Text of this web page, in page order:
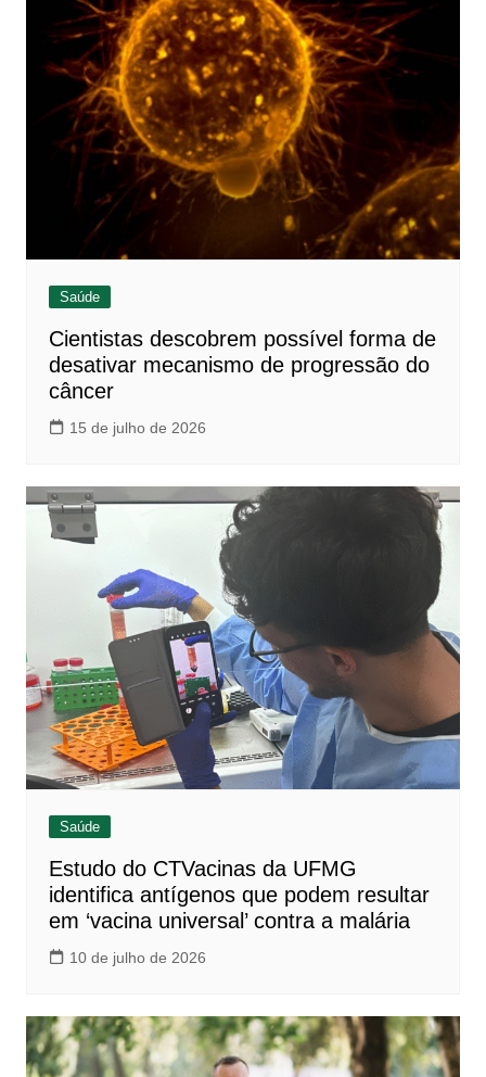
Saúde
Cientistas descobrem possível forma de
desativar mecanismo de progressão do
câncer
15 de julho de 2026
Saúde
Estudo do CTVacinas da UFMG
identifica antígenos que podem resultar
em ‘vacina universal’ contra a malária
10 de julho de 2026